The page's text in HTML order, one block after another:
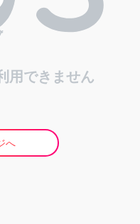
用できません